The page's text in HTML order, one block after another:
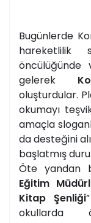
Bugünlerde
hareketlilik
gelerek
oluşturdular.
okumayı
amaçla
da desteğini
başlatmış
Öte yandan
Eğitim
Kitap Şenliği
okullarda